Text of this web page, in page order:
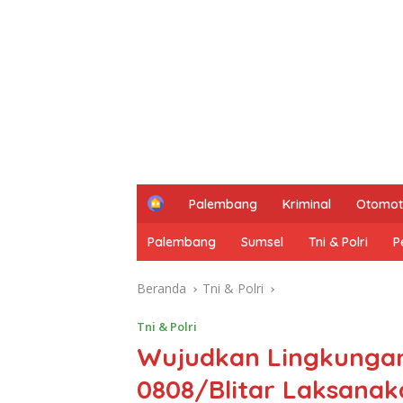
H
m
e
Palembang Kriminal
Palembang Sumsel Tni & Polri
Beranda Tni & Polri
Tni & Polri
Wujudkan
0808/Blitar